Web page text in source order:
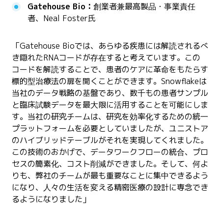
Gatehouse Bio： 創業者兼最高製品・事業責任
者、Neal Foster氏
「Gatehouse Bioでは、あらゆる疾患には解読されるべ
き隠れたRNAコードが存在すると考えています。この
コードを解読することで、患者のケアに革命をもたらす
標的型治療法の扉を開くことができます。Snowflakeは
当社のデータ戦略の基盤であり、数千もの患者サンプル
と臨床試験データを最大限に活用することを可能にしま
す。当社の研究チームは、研究を効率化するための統一
プラットフォームを必要としていましたが、ユニストア
のハイブリッドテーブルがそれを実現してくれました。
この技術のおかげで、データワークフローの統合、プロ
セスの簡素化、コスト削減ができました。そして、何よ
りも、弊社のチームが最も重要なことに集中できるよう
になり、人々の生活を変える精密医療の設計に専念でき
るようになりました」